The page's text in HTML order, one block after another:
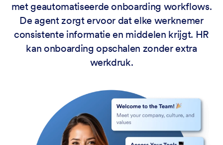
met geautomatiseerde onboarding workflows.
De agent zorgt ervoor dat elke werknemer
consistente informatie en middelen krijgt. HR
kan onboarding opschalen zonder extra
werkdruk.